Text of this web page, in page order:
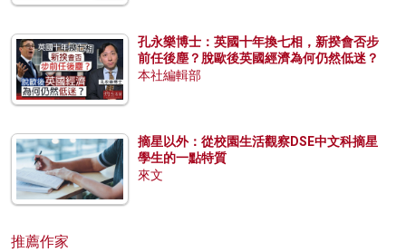
孔永樂博士：英國十年換七相，新揆會否步
前任後塵？脫歐後英國經濟為何仍然低迷？
本社編輯部
摘星以外：從校園生活觀察DSE中文科摘星
學生的一點特質
來文
推薦作家